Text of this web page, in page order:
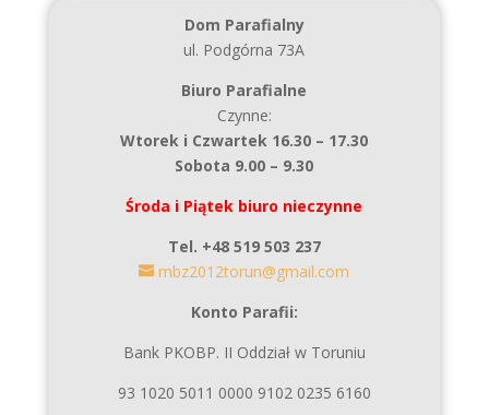
Dom Parafialny
ul. Podgórna 73A
Biuro Parafialne
Czynne:
Wtorek i Czwartek 16.30 – 17.30
Sobota 9.00 – 9.30
Środa i Piątek biuro nieczynne
Tel. +48 519 503 237
mbz2012torun@gmail.com
Konto Parafii:
Bank PKOBP. II Oddział w Toruniu
93 1020 5011 0000 9102 0235 6160